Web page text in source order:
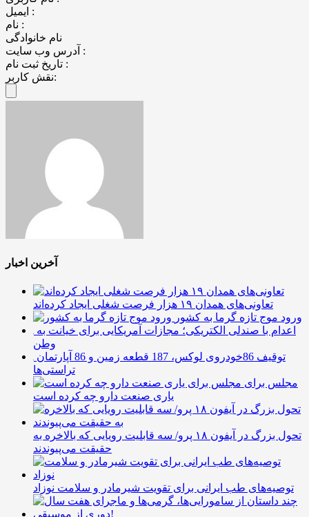
ایمیل :
نام :
نام خانوادگی
آدرس وب سایت :
تاریخ ثبت نام :
نقش کاربر:
آخرین اخبار
تعاونی‌های همدان ۱۹ هزار فرصت شغلی ایجاد کرده‌اند
ورود موج تازه گرما به کشور
اعدام با صندلی الکتریکی؛ مجازات آمریکایی برای خیانت به
وطن
توقیف 86خودروی لوکس، 187 قطعه زمین و 86 آپارتمان
تراستی‌ها
مجلس برای
یاری صنعت دارو چه کرده است
تحول بزرگ در آیفون ۱۸ پرو/ سه قابلیت رویایی که بالاخره به
حقیقت می‌پیوندند
توصیه‌های طب ایرانی برای تقویت شیرمادر و سلامت نوزاد